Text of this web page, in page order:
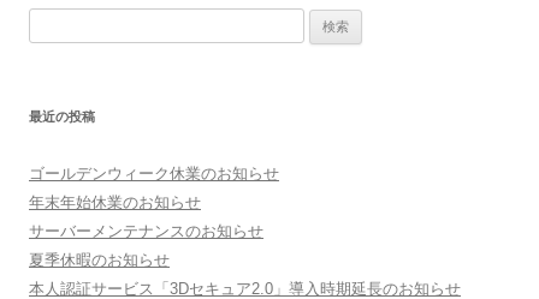
最近の投稿
ゴールデンウィーク休業のお知らせ
年末年始休業のお知らせ
サーバーメンテナンスのお知らせ
夏季休暇のお知らせ
本人認証サービス「3Dセキュア2.0」導入時期延長のお知らせ